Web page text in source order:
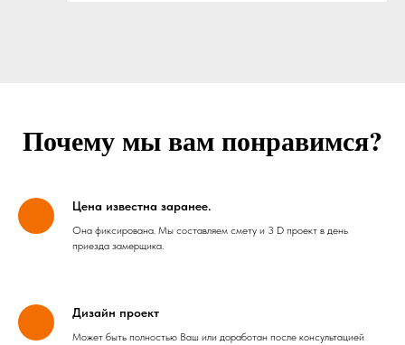
Почему мы вам понравимся?
Цена известна заранее.
Она фиксирована. Мы составляем смету и 3 D проект в день
приезда замерщика.
Дизайн проект
Может быть полностью Ваш или доработан после консультацией